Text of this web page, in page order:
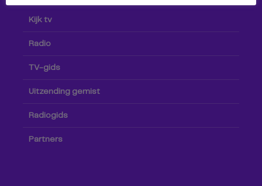
Kijk tv
Radio
TV-gids
Uitzending gemist
Radiogids
Partners